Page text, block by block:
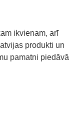
ikvienam, arī
produkti un
pamatni piedāvā